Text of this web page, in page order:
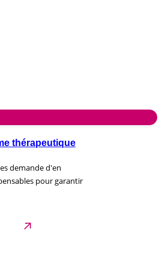
thérapeutique
demande d'en
pour garantir